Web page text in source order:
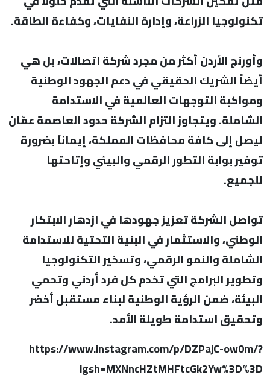
تكنولوجيا الزراعة، وإدارة النفايات، وكفاءة الطاقة.
وأورنج الأردن أكثر من مجرد شركة اتصالات، بل هي
أيضاً الشريك الحقيقي في دعم الجهود الوطنية
ومواكبة التوجهات العالمية في الاستدامة
الشاملة. ويتجاوز التزام الشركة حدود العاصمة عمّان
ليصل إلى كافة محافظات المملكة، إيماناً بضرورة
توفير بوابة التطور الرقمي والبيئي وإتاحتها
للجميع.
تواصل الشركة تعزيز جهودها في ازدهار الابتكار
الوطني، والاستثمار في البنية التحتية للاستدامة
الشاملة والنمو الرقمي، وتسخير التكنولوجيا
وتطوير البرامج التي تخدم كل فرد أردني وتحمي
البيئة، ضمن الرؤية الوطنية لبناء مستقبل أخضر
وتحقيق استدامة طويلة الأمد.
https://www.instagram.com/p/DZPajC-ow0m/?
igsh=MXNncHZtMHFtcGk2Yw%3D%3D